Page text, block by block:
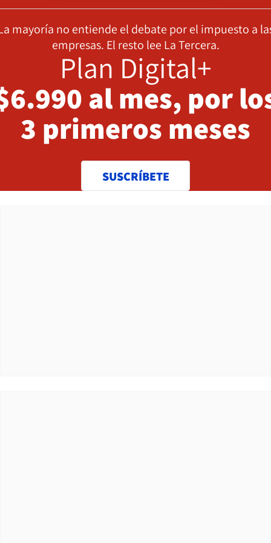
mayoría no entiende el debate por el impuesto a
empresas. El resto lee La Tercera.
Plan Digital+
al mes, por
3 primeros meses
SUSCRÍBETE